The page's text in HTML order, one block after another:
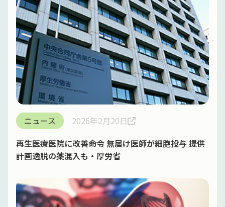
ニュース
2026年2月20日
再生医療医院に改善命令 無届け医師が細胞投与 提供
計画逸脱の薬混入も・厚労省